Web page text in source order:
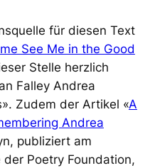
für diesen Text
See Me in the Good
Stelle herzlich
Falley Andrea
Zudem der Artikel «A
Andrea
publiziert am
Poetry Foundation,